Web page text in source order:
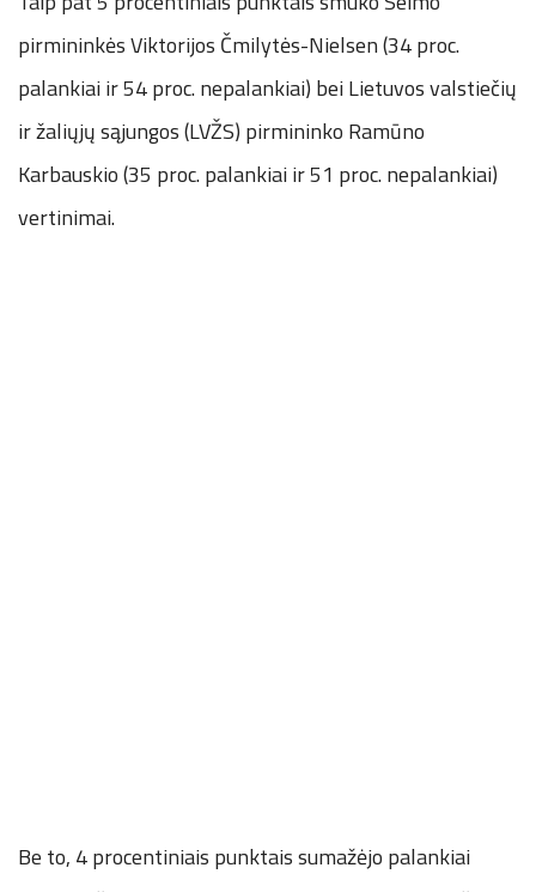
pirmininkės Viktorijos Čmilytės-Nielsen (34 proc.
palankiai ir 54 proc. nepalankiai) bei Lietuvos valstiečių
ir žaliųjų sąjungos (LVŽS) pirmininko Ramūno
Karbauskio (35 proc. palankiai ir 51 proc. nepalankiai)
vertinimai.
Be to, 4 procentiniais punktais sumažėjo palankiai